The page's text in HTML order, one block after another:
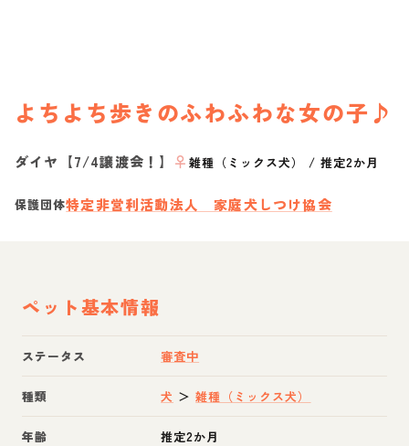
よちよち歩きのふわふわな女の子♪
ダイヤ【7/4譲渡会！】 ♀ 雑種（ミックス犬） /推定2か月
保護団体特定非営利活動法人 家庭犬しつけ協会
ペット基本情報
ステータス 審査中
種類 犬 ＞雑種（ミックス犬）
年齢 推定2か月